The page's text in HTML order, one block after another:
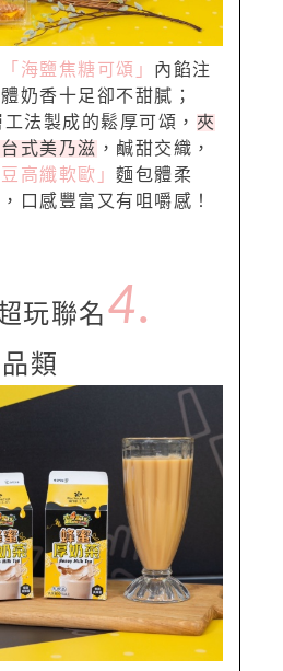
「海鹽焦糖可頌」 內餡注
體奶香十足卻不甜膩；
法製成的鬆厚可頌， 夾
式美乃滋 ，鹹甜交織，
高纖軟歐」 麵包體柔
口感豐富又有咀嚼感！
玩聯名 4.
類